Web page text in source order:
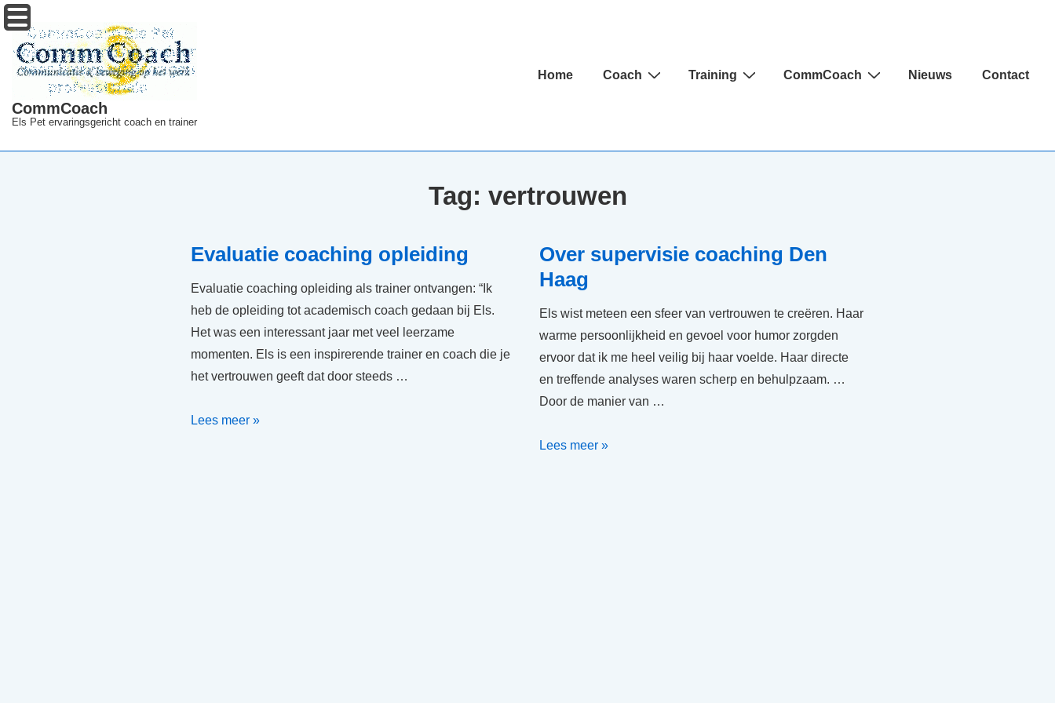
↓
Doorgaan
naar
hoofdinhoud
CommCoach
Els Pet ervaringsgericht coach en trainer
Hoofd
Home Coach Training CommCoach Nieuws Contact
Tag: vertrouwen
Evaluatie coaching opleiding
Evaluatie coaching opleiding als trainer ontvangen: “Ik
heb de opleiding tot academisch coach gedaan bij Els.
Het was een interessant jaar met veel leerzame
momenten. Els is een inspirerende trainer en coach die je
het vertrouwen geeft dat door steeds …
Evaluatie
Lees meer »
Over supervisie coaching Den
Haag
Els wist meteen een sfeer van vertrouwen te creëren. Haar
warme persoonlijkheid en gevoel voor humor zorgden
ervoor dat ik me heel veilig bij haar voelde. Haar directe
en treffende analyses waren scherp en behulpzaam. …
Door de manier van …
Over
Lees meer »